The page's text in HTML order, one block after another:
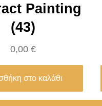
Painting
(43)
0,00 €
στο καλάθι